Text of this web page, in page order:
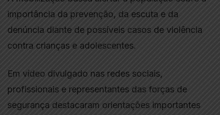
importância da prevenção, da escuta e da
denúncia diante de possíveis casos de violência
contra crianças e adolescentes.
Em vídeo divulgado nas redes sociais,
profissionais e representantes das forças de
segurança destacaram orientações importantes